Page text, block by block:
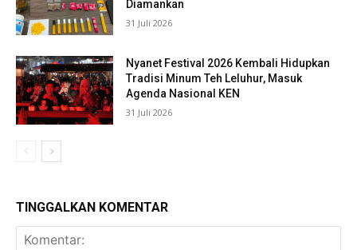
Diamankan
31 Juli 2026
Nyanet Festival 2026 Kembali Hidupkan
Tradisi Minum Teh Leluhur, Masuk
Agenda Nasional KEN
31 Juli 2026
TINGGALKAN KOMENTAR